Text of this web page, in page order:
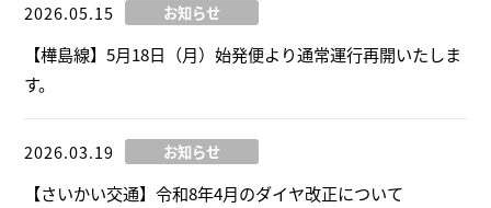
2026.05.15 お知らせ
【樺島線】5月18日（月）始発便より通常運行再開いたしま
す。
2026.03.19 お知らせ
【さいかい交通】令和8年4月のダイヤ改正について